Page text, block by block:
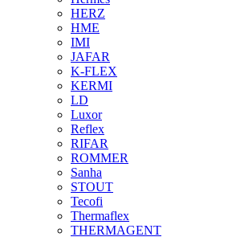
HERZ
HME
IMI
JAFAR
K-FLEX
KERMI
LD
Luxor
Reflex
RIFAR
ROMMER
Sanha
STOUT
Tecofi
Thermaflex
THERMAGENT